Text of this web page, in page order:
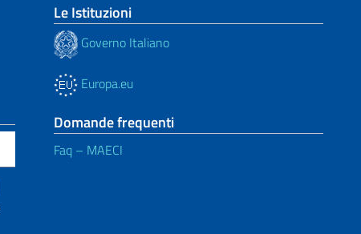
Le Istituzioni
Governo Italiano
Europa.eu
Domande frequenti
Faq – MAECI